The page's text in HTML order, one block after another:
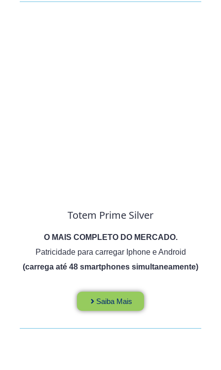
Totem Prime Silver
O MAIS COMPLETO DO MERCADO.
Patricidade para carregar Iphone e Android
(carrega até 48 smartphones simultaneamente)
Saiba Mais